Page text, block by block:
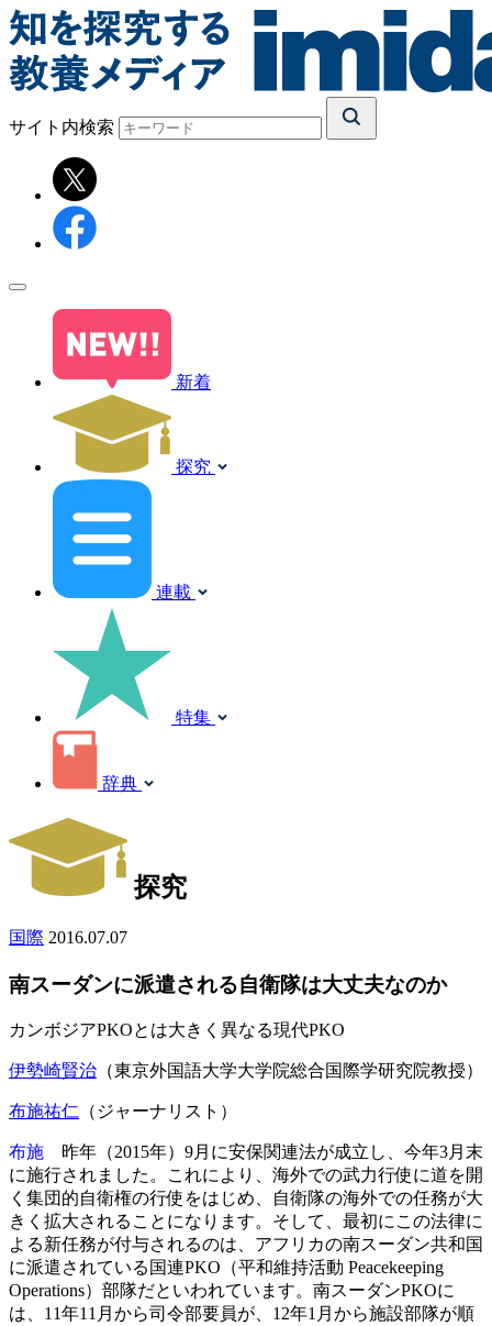
サイト内検索
新着
探究
連載
特集
辞典
探究
国際 2016.07.07
南スーダンに派遣される自衛隊は大丈夫なのか
カンボジアPKOとは大きく異なる現代PKO
伊勢崎賢治 （東京外国語大学大学院総合国際学研究院教授）
布施祐仁 （ジャーナリスト）
布施 昨年（2015年）9月に安保関連法が成立し、今年3月末
に施行されました。これにより、海外での武力行使に道を開
く集団的自衛権の行使をはじめ、自衛隊の海外での任務が大
きく拡大されることになります。そして、最初にこの法律に
よる新任務が付与されるのは、アフリカの南スーダン共和国
に派遣されている国連PKO（平和維持活動 Peacekeeping
Operations）部隊だといわれています。南スーダンPKOに
は、11年11月から司令部要員が、12年1月から施設部隊が順